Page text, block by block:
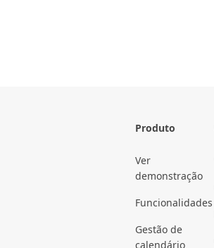
Produto
Ver
demonstração
Funcionalidades
Gestão de
calendário